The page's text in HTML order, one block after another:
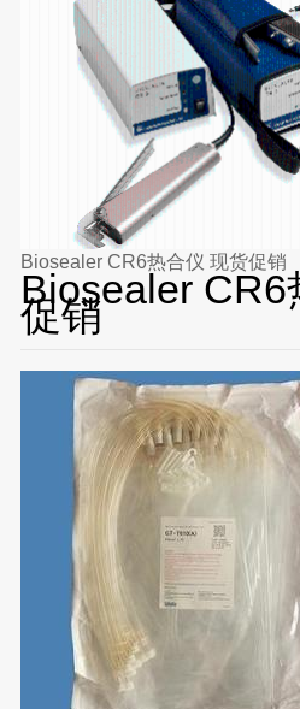
Biosealer CR6热合仪 现货促销
Biosealer CR6
促销